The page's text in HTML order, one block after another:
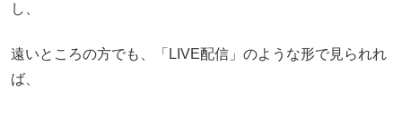
し、
遠いところの方でも、「LIVE配信」のような形で見られれ
ば、